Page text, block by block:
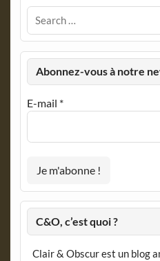
Abonnez-vous à notre
E-mail *
C&O, c’est quoi ?
Clair & Obscur est un blog